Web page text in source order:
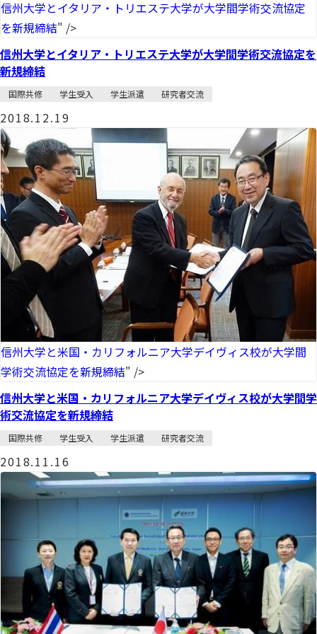
信州大学とイタリア・トリエステ大学が大学間学術交流協定
を新規締結" />
信州大学とイタリア・トリエステ大学が大学間学術交流協定を
新規締結
国際共修 学生受入 学生派遣 研究者交流
2018.12.19
信州大学と米国・カリフォルニア大学デイヴィス校が大学間
学術交流協定を新規締結" />
信州大学と米国・カリフォルニア大学デイヴィス校が大学間学
術交流協定を新規締結
国際共修 学生受入 学生派遣 研究者交流
2018.11.16